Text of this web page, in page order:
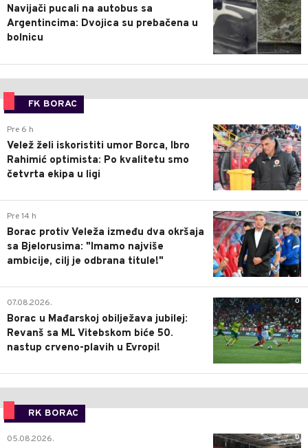
Navijači pucali na autobus sa
Argentincima: Dvojica su prebačena u
bolnicu
FK BORAC
0
Pre 6 h
Velež želi iskoristiti umor Borca, Ibro
Rahimić optimista: Po kvalitetu smo
četvrta ekipa u ligi
0
Pre 14 h
Borac protiv Veleža između dva okršaja
sa Bjelorusima: "Imamo najviše
ambicije, cilj je odbrana titule!"
0
07.08.2026.
Borac u Mađarskoj obilježava jubilej:
Revanš sa ML Vitebskom biće 50.
nastup crveno-plavih u Evropi!
RK BORAC
0
05.08.2026.